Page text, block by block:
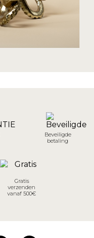
Beveiligde
betaling
Gratis
verzenden
vanaf 500€